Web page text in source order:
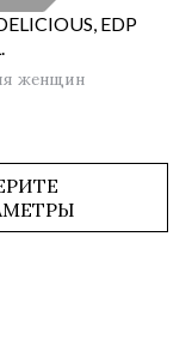
EDP
женщин